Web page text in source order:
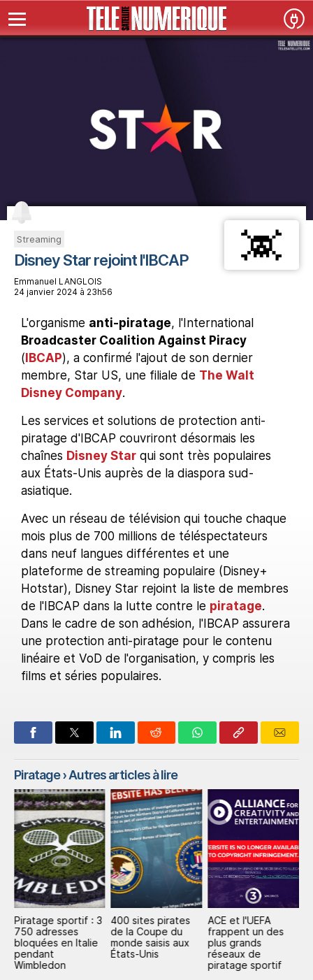
Streaming
Disney Star rejoint l'IBCAP
Emmanuel LANGLOIS
24 janvier 2024 à 23h56
L'organisme anti-piratage, l'International
Broadcaster Coalition Against Piracy
(IBCAP), a confirmé l'ajout de son dernier
membre, Star US, une filiale de The Walt
Disney Company.
Les services et solutions de protection anti-
piratage d'IBCAP couvriront désormais les
chaînes Disney Star qui sont très populaires
aux États-Unis auprès de la diaspora sud-
asiatique.
Avec un réseau de télévision qui touche chaque
mois plus de 700 millions de téléspectateurs
dans neuf langues différentes et une
plateforme de streaming populaire (Disney+
Hotstar), Disney Star rejoint la liste de membres
de l'IBCAP dans la lutte contre le piratage.
Dans le cadre de son adhésion, l'IBCAP assurera
une protection anti-piratage pour le contenu
linéaire et VoD de l'organisation, y compris les
films et séries populaires.
Piratage› Autres articles à lire
Piratage sportif : 3
750 adresses
bloquées en Italie
pendant
Wimbledon
400 sites pirates
de la Coupe du
monde saisis aux
États-Unis
ACE et l'UEFA
frappent un des
plus grands
réseaux de
piratage sportif